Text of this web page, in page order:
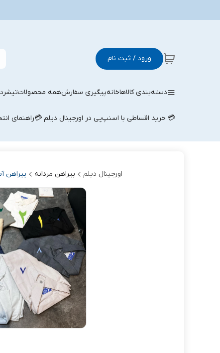
ورود / ثبت نام
دسته‌بندی کالاهاخانهپیگیری سفارشهمه محصولات
💳 خرید اقساطی با اسنپ‌پی در اورجینال دیلم 💳راهنمای
اورجینال دیلم پیراهن مردانه پیراهن